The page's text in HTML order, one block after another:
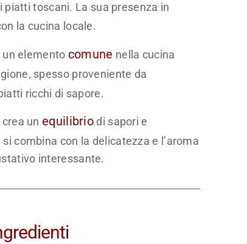
toscani. La sua presenza in
la cucina locale.
un elemento comune nella cucina
spesso proveniente da
ricchi di sapore.
un equilibrio di sapori e
combina con la delicatezza e l’aroma
interessante.